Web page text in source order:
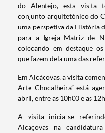
do Alentejo, esta visita
conjunto arquitetónico do
uma perspetiva da História
para a Igreja Matriz de
colocando em destaque
que fazem dela uma das
Em Alcáçovas, a visita
Arte Chocalheira” está
abril, entre as 10h00 e as
A visita inicia-se
Alcáçovas na